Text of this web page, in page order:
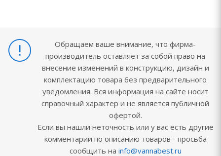
Обращаем ваше внимание, что фирма-
производитель оставляет за собой право на
внесение изменений в конструкцию, дизайн и
комплектацию товара без предварительного
уведомления. Вся информация на сайте носит
справочный характер и не является публичной
офертой.
Если вы нашли неточность или у вас есть другие
комментарии по описанию товаров - просьба
сообщить на info@vannabest.ru